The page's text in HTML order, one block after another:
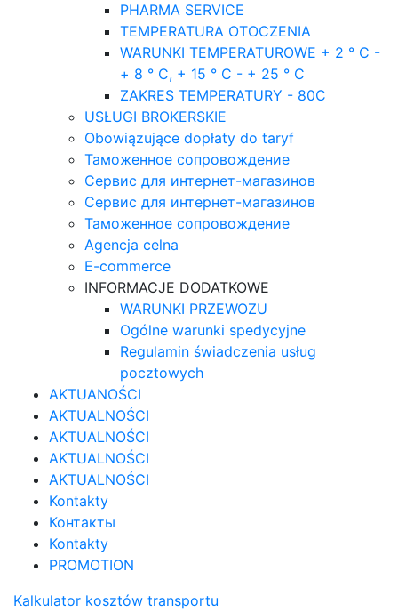
PHARMA SERVICE
TEMPERATURA OTOCZENIA
WARUNKI TEMPERATUROWE + 2 ° C -
+ 8 ° C, + 15 ° C - + 25 ° C
ZAKRES TEMPERATURY - 80C
USŁUGI BROKERSKIE
Obowiązujące dopłaty do taryf
Таможенное сопровождение
Сервис для интернет-магазинов
Сервис для интернет-магазинов
Таможенное сопровождение
Agencja celna
E-commerce
INFORMACJE DODATKOWE
WARUNKI PRZEWOZU
Ogólne warunki spedycyjne
Regulamin świadczenia usług
pocztowych
AKTUANOŚCI
AKTUALNOŚCI
AKTUALNOŚCI
AKTUALNOŚCI
AKTUALNOŚCI
Kontakty
Контакты
Kontakty
PROMOTION
Kalkulator kosztów transportu